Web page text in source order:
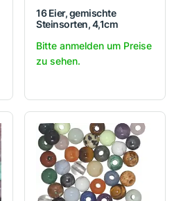
16 Eier, gemischte
Steinsorten, 4,1cm
Bitte anmelden um Preise
zu sehen.